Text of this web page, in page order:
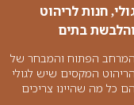
חנות לריהוט
והלבשת בתים
המרחב הפתוח והמבחר של
הריהוט המקסים שיש לגולי
הם כל מה שהיינו צריכים